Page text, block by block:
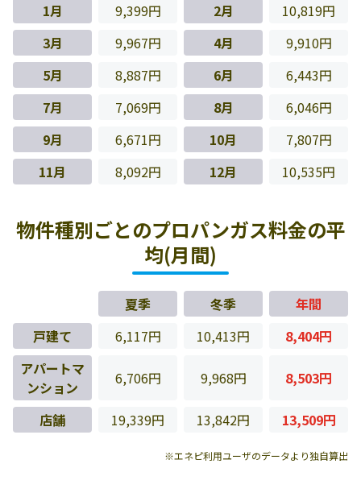
1月 9,399円 2月
10,819円
3月
9,967円 4月
9,910円
5月
8,887円 6月
6,443円
7月
7,069円 8月
6,046円
9月
6,671円 10月
7,807円
11月
8,092円 12月 10,535円
物件種別ごとのプロパンガス料金の平
均(月間)
夏季 冬季
年間
戸建て
6,117円 10,413円
8,404円
アパートマ
ンション
6,706円 9,968円 8,503円
店舗 19,339円 13,842円 13,509円
※エネピ利用ユーザのデータより独自算出